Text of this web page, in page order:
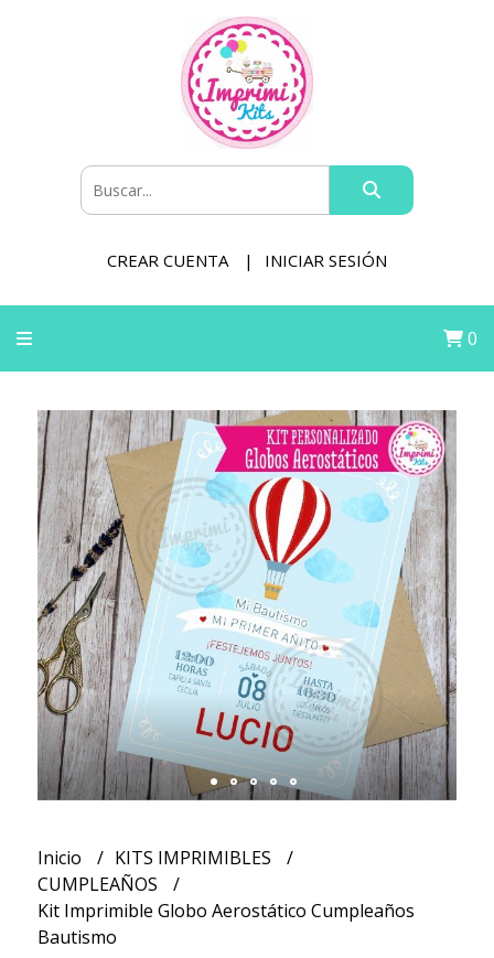
CREAR CUENTA INICIAR SESIÓN
0
Inicio
KITS IMPRIMIBLES
CUMPLEAÑOS
Kit Imprimible Globo Aerostático Cumpleaños
Bautismo